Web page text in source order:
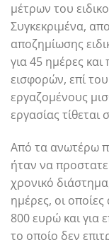
μέτρων του
Συγκεκριμένα,
αποζημίωσης
για 45 ημέρες
εισφορών, επί
εργαζομένους
εργασίας
Από τα ανωτέρω
ήταν να
χρονικό
ημέρες, οι
800 ευρώ και για
το οποίο δεν